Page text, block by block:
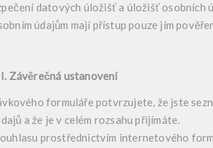
datových úložišť a úložišť osobních
údajům mají přístup pouze jím
Závěrečná ustanovení
formuláře potvrzujete, že jste
a že je v celém rozsahu přijímáte.
prostřednictvím internetového